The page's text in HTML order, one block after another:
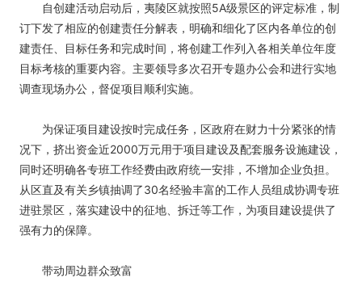
自创建活动启动后，夷陵区就按照5A级景区的评定标准，制
订下发了相应的创建责任分解表，明确和细化了区内各单位的创
建责任、目标任务和完成时间，将创建工作列入各相关单位年度
目标考核的重要内容。主要领导多次召开专题办公会和进行实地
调查现场办公，督促项目顺利实施。
为保证项目建设按时完成任务，区政府在财力十分紧张的情
况下，挤出资金近2000万元用于项目建设及配套服务设施建设，
同时还明确各专班工作经费由政府统一安排，不增加企业负担。
从区直及有关乡镇抽调了30名经验丰富的工作人员组成协调专班
进驻景区，落实建设中的征地、拆迁等工作，为项目建设提供了
强有力的保障。
带动周边群众致富